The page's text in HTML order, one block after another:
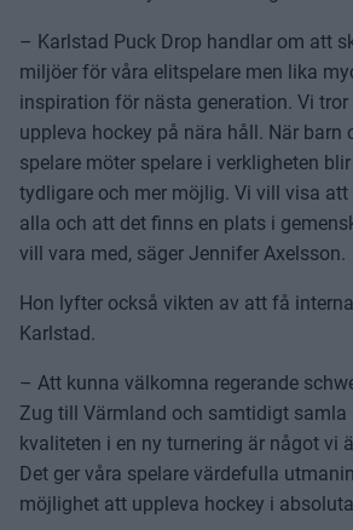
– Karlstad Puck Drop handlar om att
miljöer för våra elitspelare men lika
inspiration för nästa generation. Vi
uppleva hockey på nära håll. När barn
spelare möter spelare i verkligheten
tydligare och mer möjlig. Vi vill visa
alla och att det finns en plats i
vill vara med, säger Jennifer Axelsson.
Hon lyfter också vikten av att få
Karlstad.
– Att kunna välkomna regerande
Zug till Värmland och samtidigt samla
kvaliteten i en ny turnering är något vi
Det ger våra spelare värdefulla
möjlighet att uppleva hockey i